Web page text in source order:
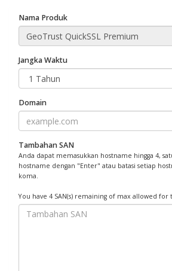
Nama Produk
Jangka Waktu
Domain
Tambahan SAN
Anda dapat memasukkan hostname hingga 4,
hostname dengan "Enter" atau batasi setiap
koma.
You have 4 SAN(s) remaining of max allowed for